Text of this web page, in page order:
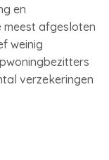
en
meest afgesloten
weinig
verzekeringen